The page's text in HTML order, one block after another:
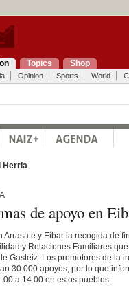
Topics Shop
Opinion Sports World
Herria
de apoyo en
Arrasate y Eibar la recogida de
y Relaciones Familiares
Gasteiz. Los promotores de la
30.000 apoyos, por lo que
a 14.00 en estos pueblos.